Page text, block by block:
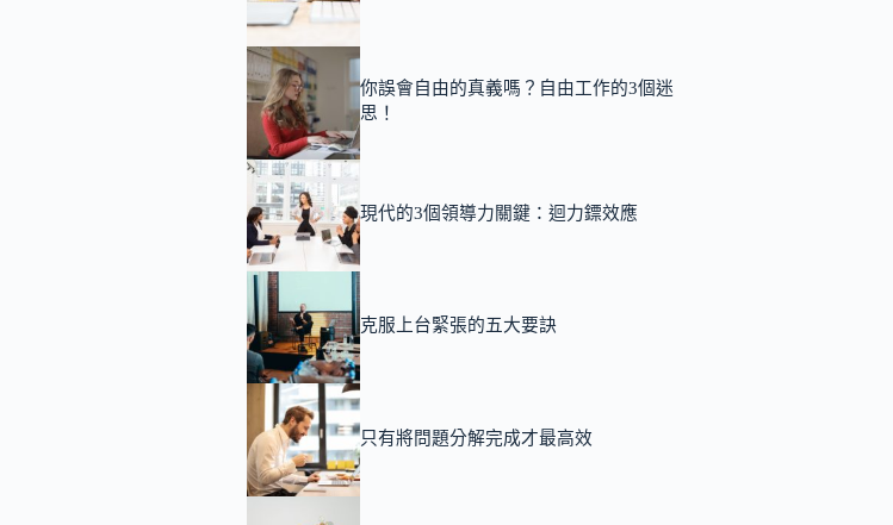
你誤會自由的真義嗎？自由工作的3個迷
思！
現代的3個領導力關鍵：迴力鏢效應
克服上台緊張的五大要訣
只有將問題分解完成才最高效